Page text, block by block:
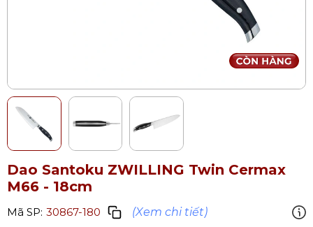
Dao Santoku ZWILLING Twin Cermax
M66 - 18cm
Mã SP: 30867-180
(Xem chi tiết)